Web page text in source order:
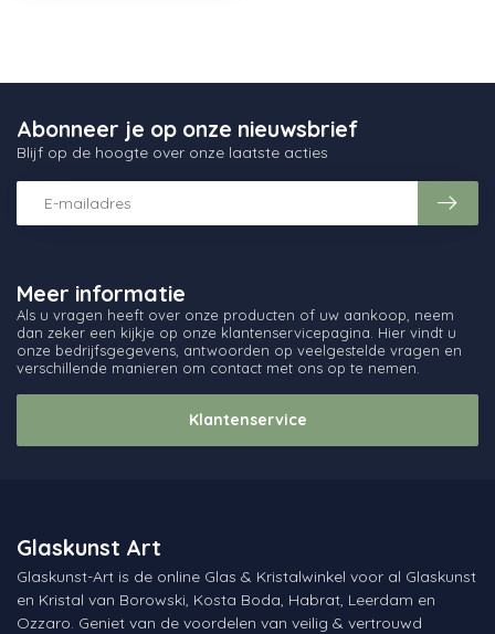
Meer informatie
Als u vragen heeft over onze producten of uw aankoop, neem
dan zeker een kijkje op onze klantenservicepagina. Hier vindt u
onze bedrijfsgegevens, antwoorden op veelgestelde vragen en
verschillende manieren om contact met ons op te nemen.
Klantenservice
Abonneer je op onze nieuwsbrief
Blijf op de hoogte over onze laatste acties
Glaskunst Art
Glaskunst-Art is de online Glas & Kristalwinkel voor al Glaskunst
en Kristal van Borowski, Kosta Boda, Habrat, Leerdam en
Ozzaro. Geniet van de voordelen van veilig & vertrouwd